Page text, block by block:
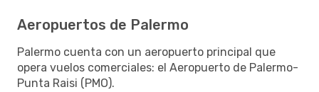
Aeropuertos de Palermo
Palermo cuenta con un aeropuerto principal que
opera vuelos comerciales: el Aeropuerto de Palermo-
Punta Raisi (PMO).